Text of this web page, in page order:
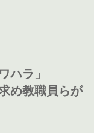
ワハラ」
め教職員らが